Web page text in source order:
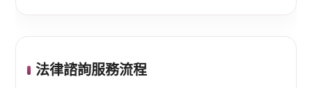
法律諮詢服務流程